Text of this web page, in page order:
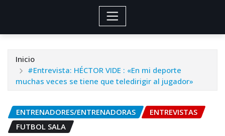
Inicio
#Entrevista: HÉCTOR VIDE : «En mi deporte
muchas veces se tiene que teledirigir al jugador»
ENTRENADORES/ENTRENADORAS
ENTREVISTAS
FUTBOL SALA